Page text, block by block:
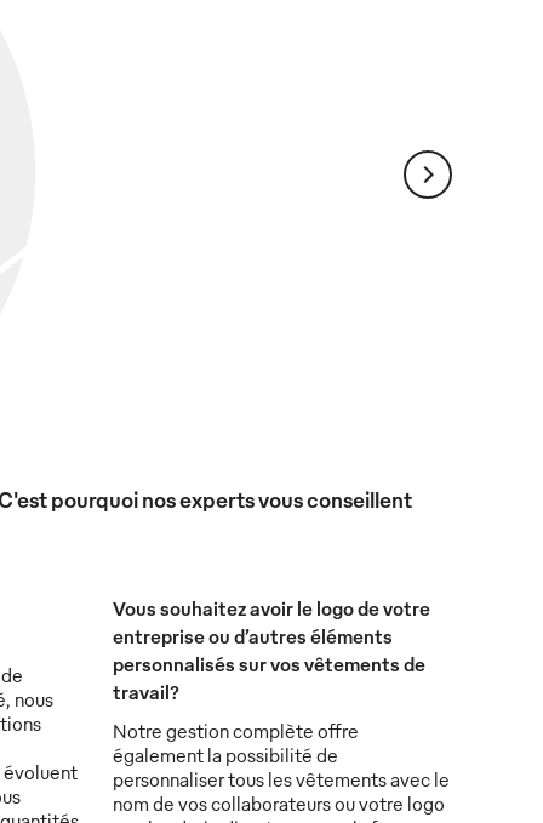
pourquoi nos experts vous conseillent
nous
évoluent
Vous souhaitez avoir le logo de votre
entreprise ou d’autres éléments
personnalisés sur vos vêtements de
travail?
Notre gestion complète offre
également la possibilité de
personnaliser tous les vêtements avec le
nom de vos collaborateurs ou votre logo